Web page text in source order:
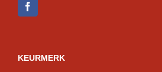
KEURMERK